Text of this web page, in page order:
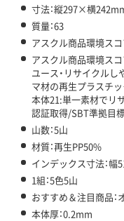
寸法：縦297×横
質量：63
アスクル商品環境スコ
アスクル商品環境ス
ユース・リサイクル
マ材の再生プラスチ
本体21:単一素材でリ
認証取得/SBT準拠目
山数：5山
材質：再生PP50%
インデックス寸法：
1組：5色5山
おすすめ＆注目商品：
本体厚：0.2mm